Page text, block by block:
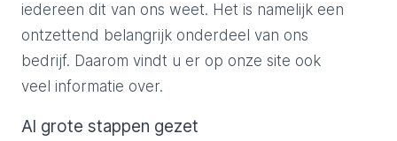
iedereen dit van ons weet. Het is namelijk een
ontzettend belangrijk onderdeel van ons
bedrijf. Daarom vindt u er op onze site ook
veel informatie over.
Al grote stappen gezet